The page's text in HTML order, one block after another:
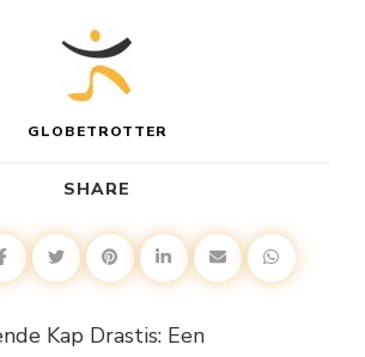
GLOBETROTTER
SHARE
Kap Drastis: Een